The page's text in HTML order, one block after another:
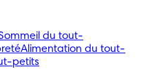
du tout-
Alimentation du tout-
petits